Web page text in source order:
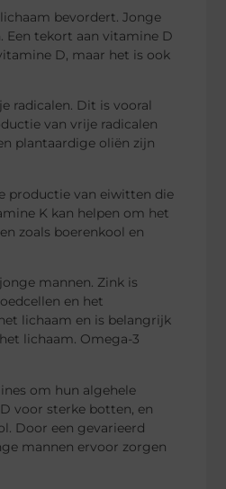
bevordert. Jonge
Een tekort aan vitamine D
D, maar het is ook
radicalen. Dit is vooral
van vrije radicalen
plantaardige oliën zijn
productie van eiwitten die
K kan helpen om het
zoals boerenkool en
mannen. Zink is
en het
lichaam en is belangrijk
lichaam. Omega-3
om hun algehele
voor sterke botten, en
Door een gevarieerd
mannen ervoor zorgen